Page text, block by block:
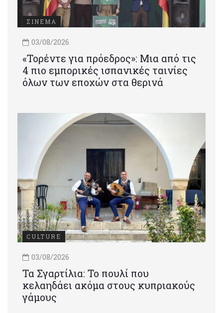
ΣΙΝΕΜΑ
03/08/2026
«Τορέντε για πρόεδρος»: Mια από τις
4 πιο εμπορικές ισπανικές ταινίες
όλων των εποχών στα θερινά
CULTURE
03/08/2026
Τα Σγαρτίλια: Το πουλί που
κελαηδάει ακόμα στους κυπριακούς
γάμους